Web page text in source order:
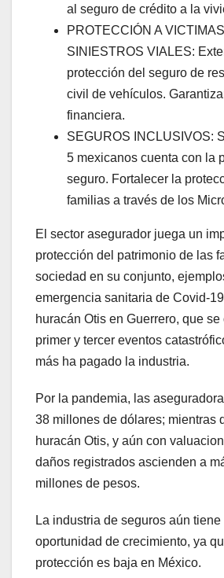
al seguro de crédito a la
PROTECCIÓN A
SINIESTROS VIALES:
protección del seguro de
civil de vehículos.
financiera.
SEGUROS INCLUSIVOS:
5 mexicanos cuenta con la
seguro. Fortalecer la
familias a través de los
El sector asegurador juega un
protección del patrimonio de las
sociedad en su conjunto,
emergencia sanitaria de Covid-
huracán Otis en Guerrero, que se
primer y tercer eventos
más ha pagado la industria.
Por la pandemia, las
38 millones de dólares; mientras
huracán Otis, y aún con
daños registrados ascienden a
millones de pesos.
La industria de seguros aún tiene
oportunidad de crecimiento, ya
protección es baja en México.